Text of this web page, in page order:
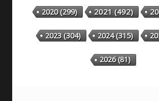
2020(299) 2021(492)
2023(304) 2024(315)
2026(81)